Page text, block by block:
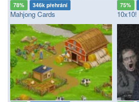
78% 346k přehrání
Mahjong Cards
75%
10x10!